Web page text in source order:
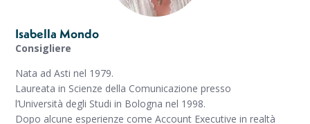
Isabella Mondo
Consigliere
Nata ad Asti nel 1979.
Laureata in Scienze della Comunicazione presso
l’Università degli Studi in Bologna nel 1998.
Dopo alcune esperienze come Account Executive in realtà